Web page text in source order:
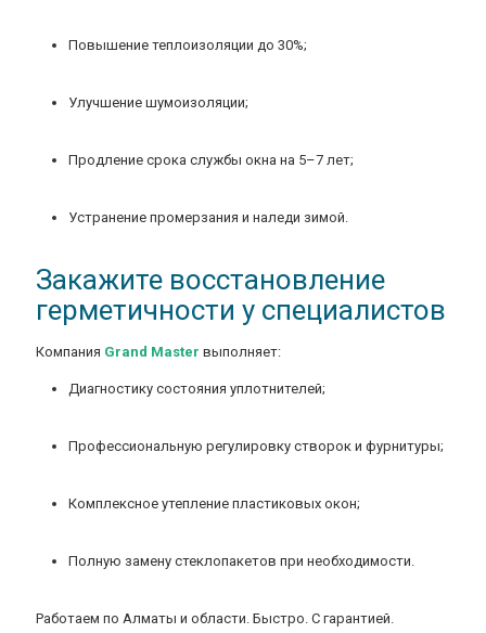
Повышение теплоизоляции до 30%;
Улучшение шумоизоляции;
Продление срока службы окна на 5–7 лет;
Устранение промерзания и наледи зимой.
Закажите восстановление
герметичности у специалистов
Компания Grand Master выполняет:
Диагностику состояния уплотнителей;
Профессиональную регулировку створок и фурнитуры;
Комплексное утепление пластиковых окон;
Полную замену стеклопакетов при необходимости.
Работаем по Алматы и области. Быстро. С гарантией.